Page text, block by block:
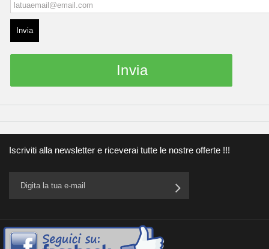
Invia
Invia
Iscriviti alla newsletter e riceverai tutte le nostre offerte !!!